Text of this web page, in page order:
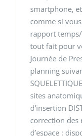
smartphone,
comme si
rapport
tout fait pour
Journée de
planning
sites
d'insertion
correction des
d’espace :